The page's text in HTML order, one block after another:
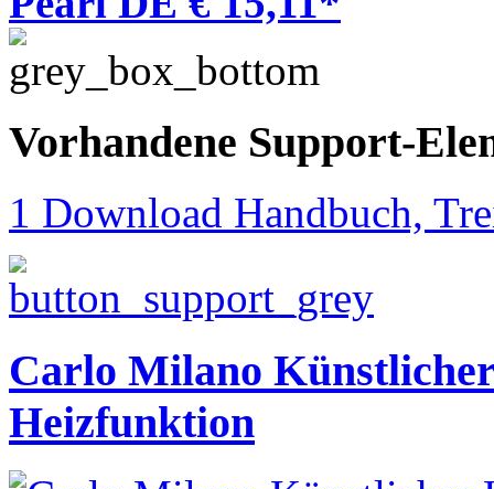
Vorhandene Support-
1 Download Handbuch,
Carlo Milano
Heizfunktion